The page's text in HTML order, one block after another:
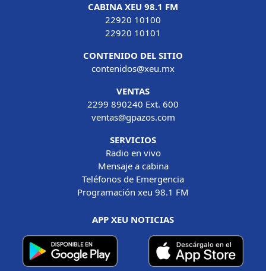
CABINA XEU 98.1 FM
22920 10100
22920 10101
CONTENIDO DEL SITIO
contenidos@xeu.mx
VENTAS
2299 890240 Ext. 600
ventas@gpazos.com
SERVICIOS
Radio en vivo
Mensaje a cabina
Teléfonos de Emergencia
Programación xeu 98.1 FM
APP XEU NOTICIAS